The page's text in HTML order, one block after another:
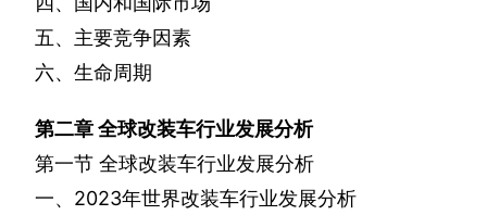
五、主要竞争因素
六、生命周期
第二章全球改装车行业发展分析
第一节 全球改装车行业发展分析
一、 2023年世界改装车行业发展分析